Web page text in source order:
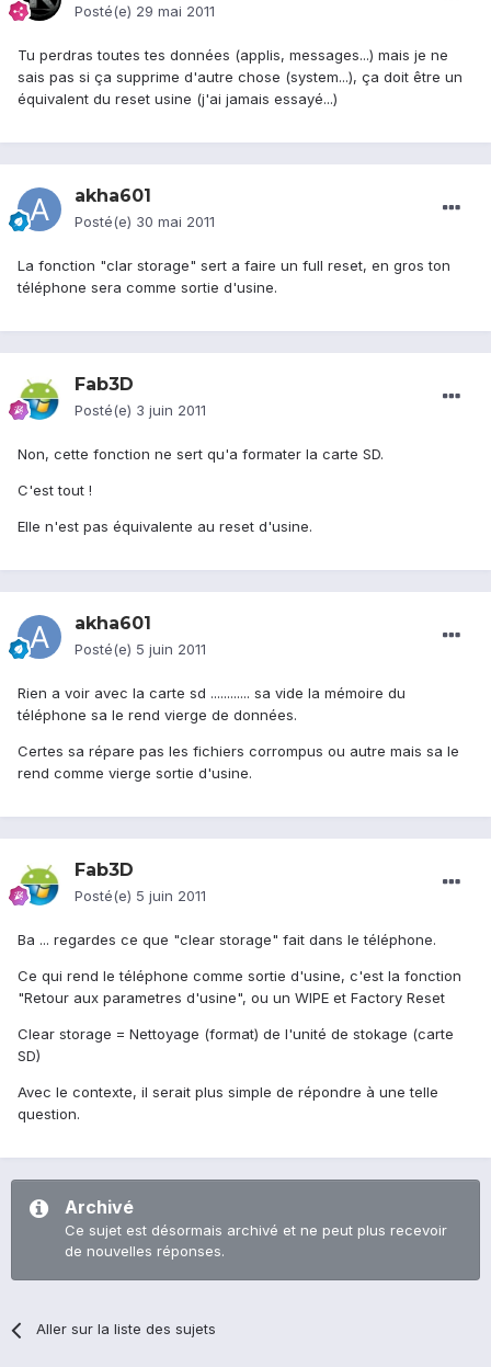
Posté(e) 29 mai 2011
Tu perdras toutes tes données (applis, messages...) mais je ne
sais pas si ça supprime d'autre chose (system...), ça doit être un
équivalent du reset usine (j'ai jamais essayé...)
akha601
Posté(e) 30 mai 2011
La fonction "clar storage" sert a faire un full reset, en gros ton
téléphone sera comme sortie d'usine.
Fab3D
Posté(e) 3 juin 2011
Non, cette fonction ne sert qu'a formater la carte SD.
C'est tout !
Elle n'est pas équivalente au reset d'usine.
akha601
Posté(e) 5 juin 2011
Rien a voir avec la carte sd ............ sa vide la mémoire du
téléphone sa le rend vierge de données.
Certes sa répare pas les fichiers corrompus ou autre mais sa le
rend comme vierge sortie d'usine.
Fab3D
Posté(e) 5 juin 2011
Ba ... regardes ce que "clear storage" fait dans le téléphone.
Ce qui rend le téléphone comme sortie d'usine, c'est la fonction
"Retour aux parametres d'usine", ou un WIPE et Factory Reset
Clear storage = Nettoyage (format) de l'unité de stokage (carte
SD)
Avec le contexte, il serait plus simple de répondre à une telle
question.
Archivé
Ce sujet est désormais archivé et ne peut plus recevoir
de nouvelles réponses.
Aller sur la liste des sujets